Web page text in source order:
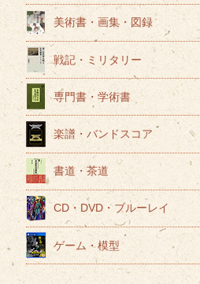
美術書・画集・図録
戦記・ミリタリー
専門書・学術書
楽譜・バンドスコア
書道・茶道
CD・DVD・ブルーレイ
ゲーム・模型